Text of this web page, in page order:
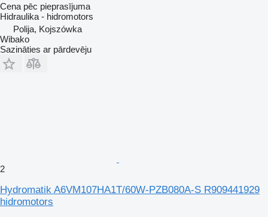
Cena pēc pieprasījuma
Hidraulika - hidromotors
Polija, Kojszówka
Wibako
Sazināties ar pārdevēju
2
Hydromatik A6VM107HA1T/60W-PZB080A-S R909441929
hidromotors